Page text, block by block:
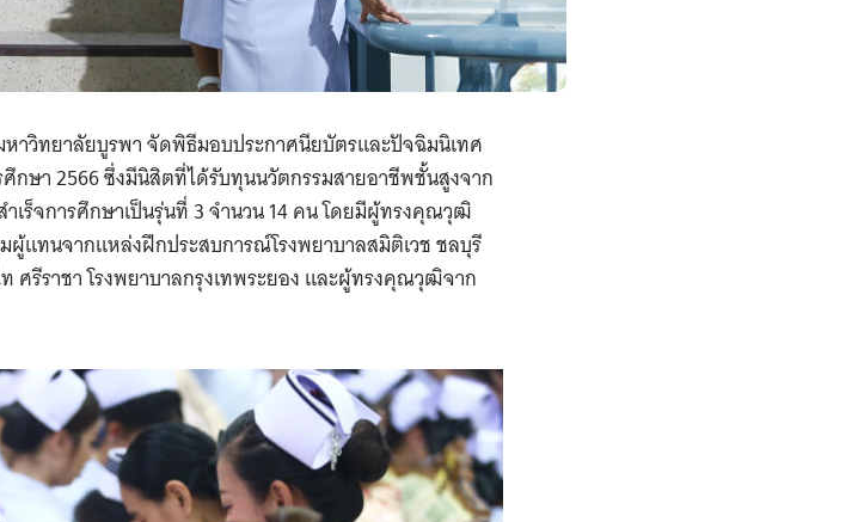
าวิทยาลัยบูรพา จัดพิธีมอบประกาศนียบัตรและปัจฉิมนิเทศ
ษา 2566 ซึ่งมีนิสิตที่ได้รับทุนนวัตกรรมสายอาชีพชั้นสูงจาก
เร็จการศึกษาเป็นรุ่นที่ 3 จำนวน 14 คน โดยมีผู้ทรงคุณวุฒิ
แทนจากแหล่งฝึกประสบการณ์โรงพยาบาลสมิติเวช ชลบุรี
ศรีราชา โรงพยาบาลกรุงเทพระยอง และผู้ทรงคุณวุฒิจาก